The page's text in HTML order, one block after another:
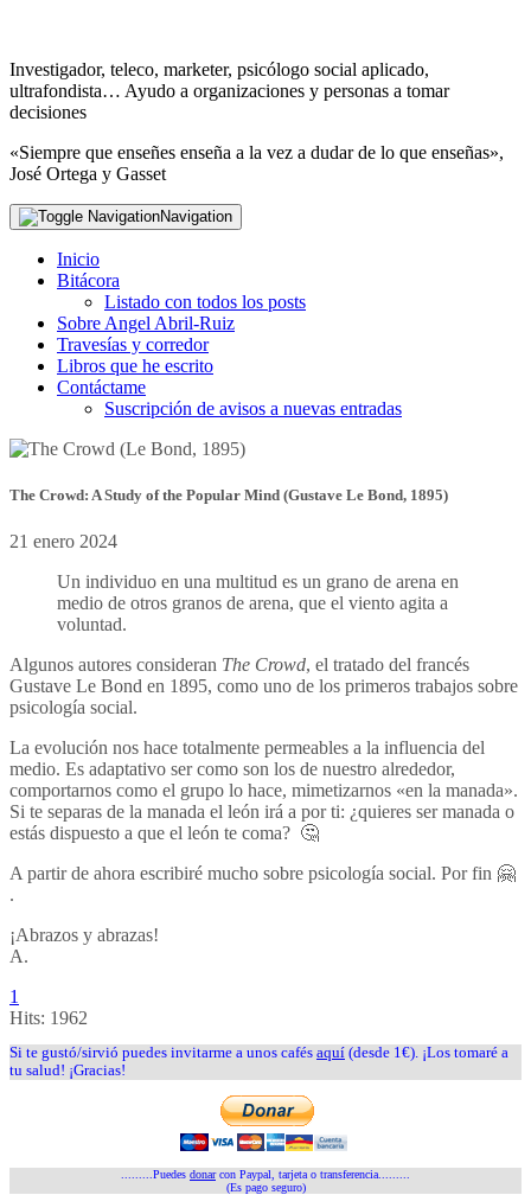
Investigador, teleco, marketer, psicólogo social aplicado,
ultrafondista… Ayudo a organizaciones y personas a tomar
decisiones
«Siempre que enseñes enseña a la vez a dudar de lo que enseñas»,
José Ortega y Gasset
Navigation
Inicio
Bitácora
Listado con todos los posts
Sobre Angel Abril-Ruiz
Travesías y corredor
Libros que he escrito
Contáctame
Suscripción de avisos a nuevas entradas
The Crowd: A Study of the Popular Mind (Gustave Le Bond, 1895)
21 enero 2024
Un individuo en una multitud es un grano de arena en
medio de otros granos de arena, que el viento agita a
voluntad.
Algunos autores consideran The Crowd, el tratado del francés
Gustave Le Bond en 1895, como uno de los primeros trabajos sobre
psicología social.
La evolución nos hace totalmente permeables a la influencia del
medio. Es adaptativo ser como son los de nuestro alrededor,
comportarnos como el grupo lo hace, mimetizarnos «en la manada».
Si te separas de la manada el león irá a por ti: ¿quieres ser manada o
estás dispuesto a que el león te coma? 🤔
A partir de ahora escribiré mucho sobre psicología social. Por fin 🤗
.
¡Abrazos y abrazas!
A.
1
Hits: 1962
Si te gustó/sirvió puedes invitarme a unos cafés aquí (desde 1€). ¡Los tomaré a
tu salud! ¡Gracias!
.........Puedes donarcon Paypal, tarjeta o transferencia.........
(Es pago seguro)